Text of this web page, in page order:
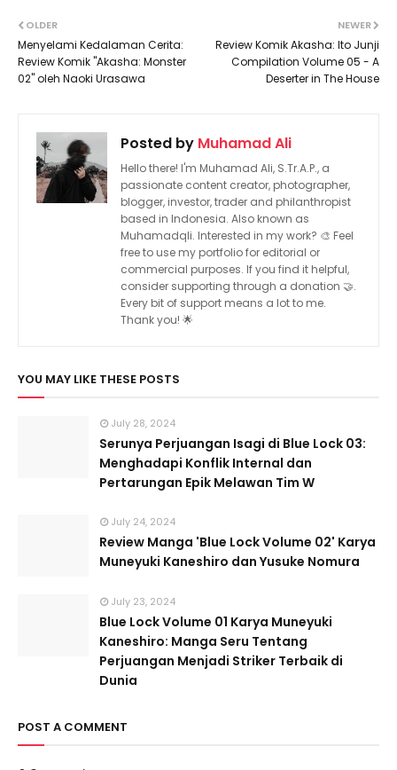
NEWER
Review Komik Akasha: Ito Junji
Compilation Volume 05 - A
Deserter in The House
OLDER
Menyelami Kedalaman Cerita:
Review Komik "Akasha: Monster
02" oleh Naoki Urasawa
Posted by Muhamad Ali
Hello there! I'm Muhamad Ali, S.Tr.A.P., a
passionate content creator, photographer,
blogger, investor, trader and philanthropist
based in Indonesia. Also known as
Muhamadqli. Interested in my work? 🎨 Feel
free to use my portfolio for editorial or
commercial purposes. If you find it helpful,
consider supporting through a donation 🤝.
Every bit of support means a lot to me.
Thank you! 🌟
YOU MAY LIKE THESE POSTS
July 28, 2024
Serunya Perjuangan Isagi di Blue Lock 03:
Menghadapi Konflik Internal dan
Pertarungan Epik Melawan Tim W
July 24, 2024
Review Manga 'Blue Lock Volume 02' Karya
Muneyuki Kaneshiro dan Yusuke Nomura
July 23, 2024
Blue Lock Volume 01 Karya Muneyuki
Kaneshiro: Manga Seru Tentang
Perjuangan Menjadi Striker Terbaik di
Dunia
POST A COMMENT